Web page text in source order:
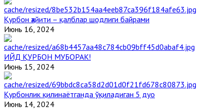
Қурбон ҳайити – қалблар шодлиги байрами
Июнь 16, 2024
ИЙД ҚУРБОН МУБОРАК!
Июнь 15, 2024
Қурбонлик қилинаётганда ўқиладиган 5 дуо
Июнь 14, 2024